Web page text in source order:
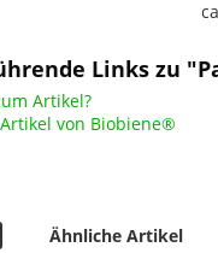
Links zu
Artikel?
von Biobiene®
Ähnliche Artikel